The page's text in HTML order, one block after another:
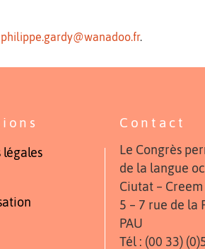
philippe.gardy@wanadoo.fr.
légales
Contact
Le Congrès
de la langue
Ciutat – Creem
5 – 7 rue de la
PAU
Tél : (00 33)